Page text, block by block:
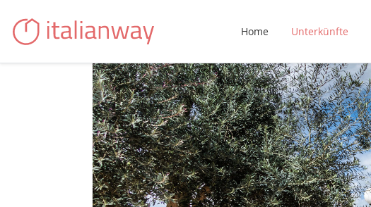
Home Unterkünfte